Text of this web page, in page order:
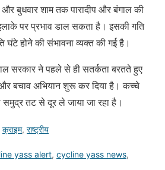
और बुधवार शाम तक पारादीप और बंगाल की
पर प्रभाव डाल सकता है। इसकी गति
घंटे होने की संभावना व्यक्त की गई है।
सरकार ने पहले से ही सतर्कता बरतते हुए
और बचाव अभियान शुरू कर दिया है। कच्चे
समुद्र तट से दूर ले जाया जा रहा है।
क्राइम, राष्ट्रीय
yass alert, cycline yass news,